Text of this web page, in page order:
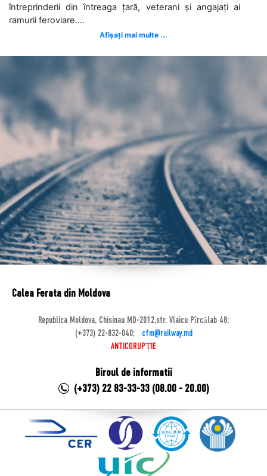
întreprinderii din întreaga țară, veterani și angajați ai
ramurii feroviare....
Afișați mai multe ...
Calea Ferata din Moldova
Republica Moldova, Chisinau MD-2012,str. Vlaicu Pîrcălab 48;
(+373) 22-832-040;
cfm@railway.md
ANTICORUPȚIE
Biroul de informatii
(+373) 22 83-33-33 (08.00 - 20.00)